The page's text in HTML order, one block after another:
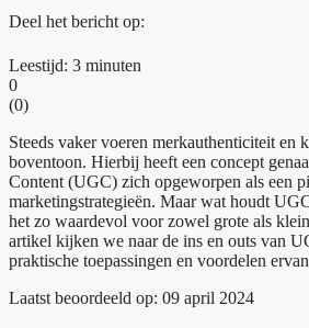
Deel het bericht op:
Leestijd: 3 minuten
0
(0)
Steeds vaker voeren merkauthenticiteit en
boventoon. Hierbij heeft een concept
Content (UGC) zich opgeworpen als een
marketingstrategieën. Maar wat houdt
het zo waardevol voor zowel grote als
artikel kijken we naar de ins en outs van
praktische toepassingen en voordelen
Laatst beoordeeld op: 09 april 2024